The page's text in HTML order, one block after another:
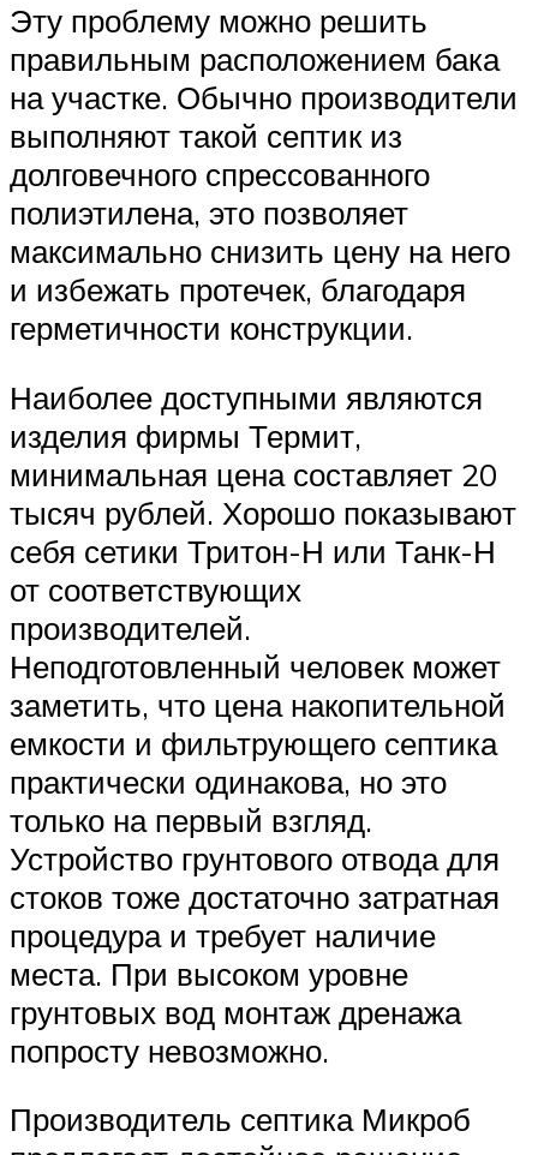
Эту проблему можно решить
правильным расположением бака
на участке. Обычно производители
выполняют такой септик из
долговечного спрессованного
полиэтилена, это позволяет
максимально снизить цену на него
и избежать протечек, благодаря
герметичности конструкции.
Наиболее доступными являются
изделия фирмы Термит,
минимальная цена составляет 20
тысяч рублей. Хорошо показывают
себя сетики Тритон-Н или Танк-Н
от соответствующих
производителей.
Неподготовленный человек может
заметить, что цена накопительной
емкости и фильтрующего септика
практически одинакова, но это
только на первый взгляд.
Устройство грунтового отвода для
стоков тоже достаточно затратная
процедура и требует наличие
места. При высоком уровне
грунтовых вод монтаж дренажа
попросту невозможно.
Производитель септика Микроб